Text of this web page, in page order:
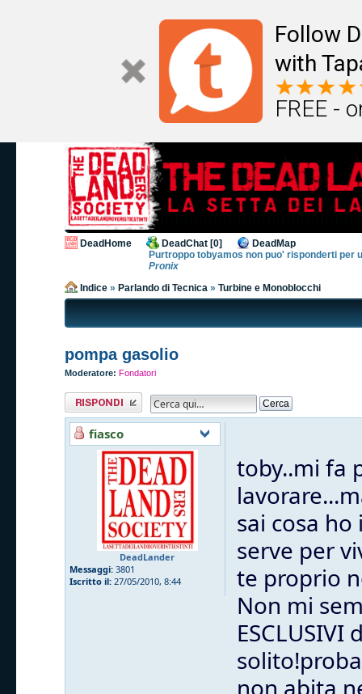
Follow
with
FREE -
DeadHome DeadChat [0]
DeadMap
Purtroppo tobyamos non puo' risponderti per
Pronix
Indice » Parlando di Tecnica » Turbine e Monoblocchi
pompa gasolio
Moderatore: Fondatori
Rispondi al
messaggio
fiasco
DeadLander
Messaggi: 3801
Iscritto il: 27/05/2010, 8:44
toby..mi fa
sai cosa
serve per
te proprio
Non mi
non abita